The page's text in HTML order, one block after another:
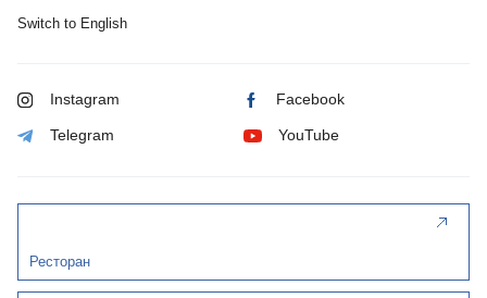
Switch to English
Instagram Facebook
Telegram YouTube
Ресторан